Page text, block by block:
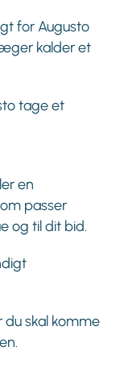
for Augusto
kalder et
tage et
en
passer
og til dit bid.
du skal komme